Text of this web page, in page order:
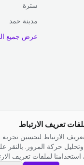
تعريف الارتباط
الارتباط لتحسين تجربة
حركة المرور. بالنقر
لملفات تعريف
سترة
مدينة حمد
عرض جميع
الشروط والأحكام |